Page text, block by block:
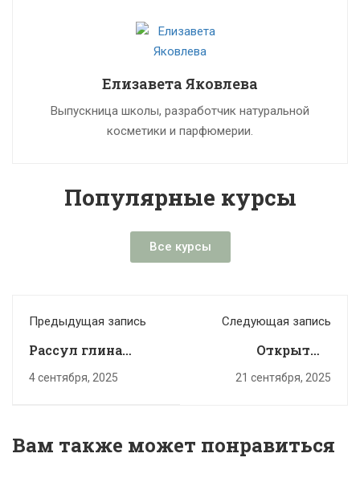
Елизавета Яковлева
Выпускница школы, разработчик натуральной
косметики и парфюмерии.
Популярные курсы
Все курсы
Предыдущая запись
Рассул глина
(рассульская): что
4 сентября, 2025
Следующая запись
Открытый
вебинар:
условиях
21 сентября, 2025
Вам также может понравиться